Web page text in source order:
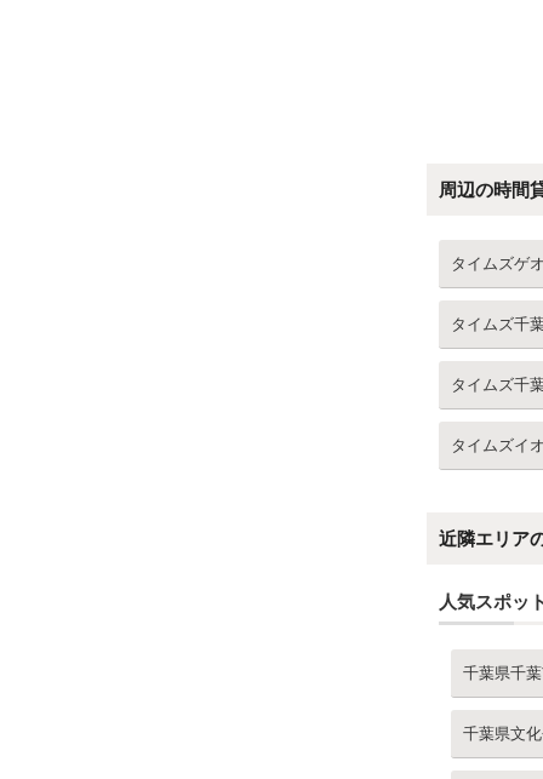
周辺の時間
タイムズゲ
タイムズ千
タイムズ千
タイムズイ
近隣エリア
人気スポッ
千葉県千
千葉県文